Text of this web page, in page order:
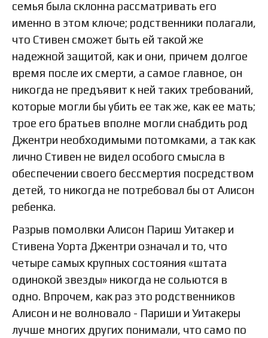
семья была склонна рассматривать его
именно в этом ключе; родственники полагали,
что Стивен сможет быть ей такой же
надежной защитой, как и они, причем долгое
время после их смерти, а самое главное, он
никогда не предъявит к ней таких требований,
которые могли бы убить ее так же, как ее мать;
трое его братьев вполне могли снабдить род
Джентри необходимыми потомками, а так как
лично Стивен не видел особого смысла в
обеспечении своего бессмертия посредством
детей, то никогда не потребовал бы от Алисон
ребенка.
Разрыв помолвки Алисон Париш Уитакер и
Стивена Уорта Джентри означал и то, что
четыре самых крупных состояния «штата
одинокой звезды» никогда не сольются в
одно. Впрочем, как раз это родственников
Алисон и не волновало - Париши и Уитакеры
лучше многих других понимали, что само по